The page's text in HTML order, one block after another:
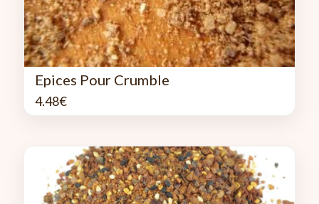
Epices Pour Crumble
4.48€